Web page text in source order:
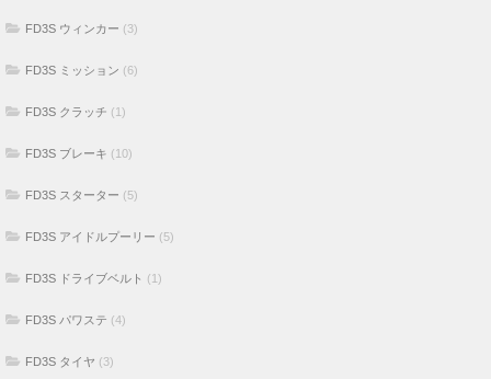
FD3S ウィンカー (3)
FD3S ミッション (6)
FD3S クラッチ (1)
FD3S ブレーキ (10)
FD3S スターター (5)
FD3S アイドルプーリー (5)
FD3S ドライブベルト (1)
FD3S パワステ (4)
FD3S タイヤ (3)